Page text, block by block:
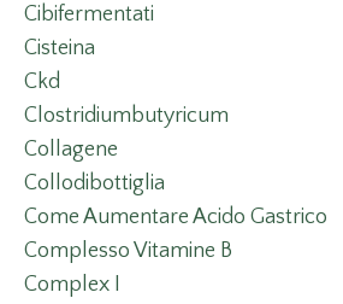
Cibifermentati
Cisteina
Ckd
Clostridiumbutyricum
Collagene
Collodibottiglia
Come Aumentare Acido Gastrico
Complesso Vitamine B
Complex I